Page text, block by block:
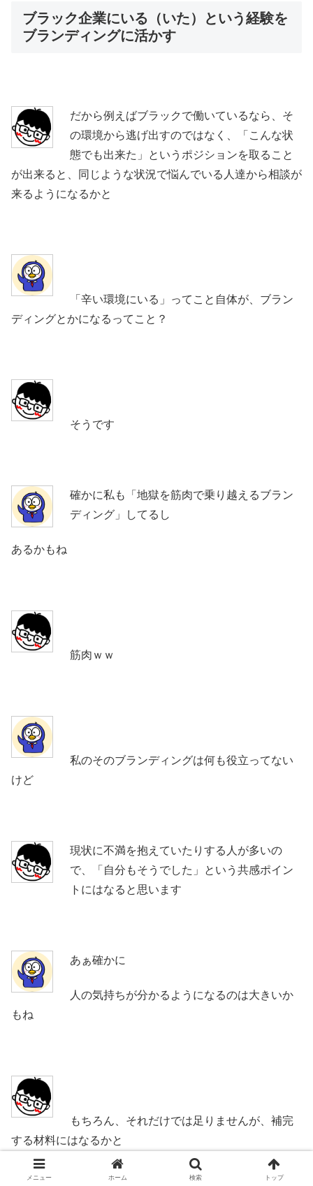
ブラック企業にいる（いた）という経験を
ブランディングに活かす
だから例えばブラックで働いているなら、そ
の環境から逃げ出すのではなく、「こんな状
態でも出来た」というポジションを取ること
が出来ると、同じような状況で悩んでいる人達から相談が
来るようになるかと
「辛い環境にいる」ってこと自体が、ブラン
ディングとかになるってこと？
そうです
確かに私も「地獄を筋肉で乗り越えるブラン
ディング」してるし
あるかもね
筋肉ｗｗ
私のそのブランディングは何も役立ってない
けど
現状に不満を抱えていたりする人が多いの
で、「自分もそうでした」という共感ポイン
トにはなると思います
あぁ確かに
人の気持ちが分かるようになるのは大きいか
もね
もちろん、それだけでは足りませんが、補完
する材料にはなるかと
メニュー ホーム 検索 トップ